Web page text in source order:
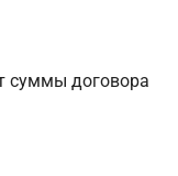
суммы договора